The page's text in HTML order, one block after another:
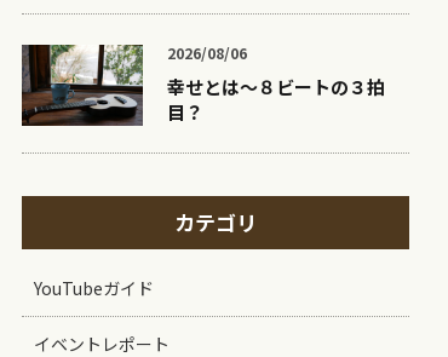
2026/08/06
幸せとは〜８ビートの３拍
目？
カテゴリ
YouTubeガイド
イベントレポート